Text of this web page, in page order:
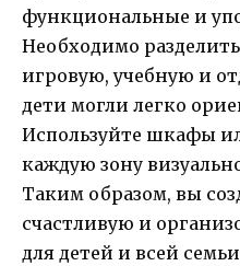
функциональные и
Необходимо
игровую, учебную и
дети могли легко
Используйте шкафы
каждую зону
Таким образом, вы
счастливую и
для детей и всей